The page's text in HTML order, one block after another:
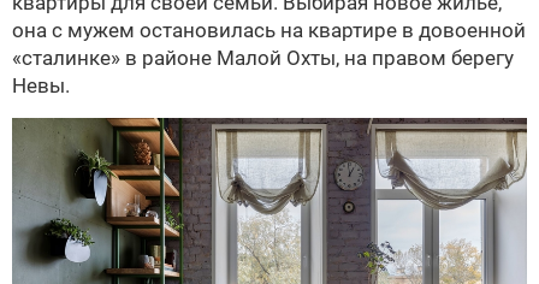
она с мужем остановилась на квартире в довоенной
«сталинке» в районе Малой Охты, на правом берегу
Невы.